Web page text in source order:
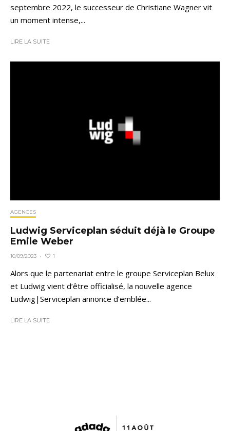
septembre 2022, le successeur de Christiane Wagner vit
un moment intense,...
LIRE LA SUITE
AGENCES
Ludwig Serviceplan séduit déjà le Groupe
Emile Weber
10/09/2023 · 1
Alors que le partenariat entre le groupe Serviceplan Belux
et Ludwig vient d’être officialisé, la nouvelle agence
Ludwig|Serviceplan annonce d’emblée...
LIRE LA SUITE